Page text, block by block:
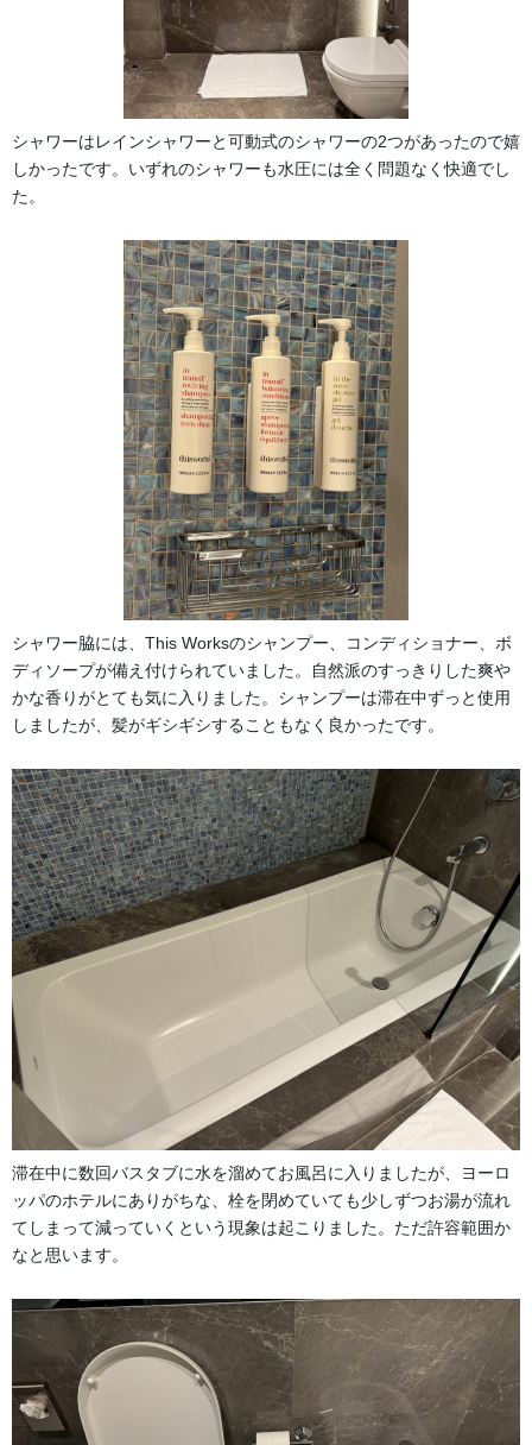
シャワーはレインシャワーと可動式のシャワーの2つがあったので嬉
しかったです。いずれのシャワーも水圧には全く問題なく快適でし
た。
シャワー脇には、This Worksのシャンプー、コンディショナー、ボ
ディソープが備え付けられていました。自然派のすっきりした爽や
かな香りがとても気に入りました。シャンプーは滞在中ずっと使用
しましたが、髪がギシギシすることもなく良かったです。
滞在中に数回バスタブに水を溜めてお風呂に入りましたが、ヨーロ
ッパのホテルにありがちな、栓を閉めていても少しずつお湯が流れ
てしまって減っていくという現象は起こりました。ただ許容範囲か
なと思います。